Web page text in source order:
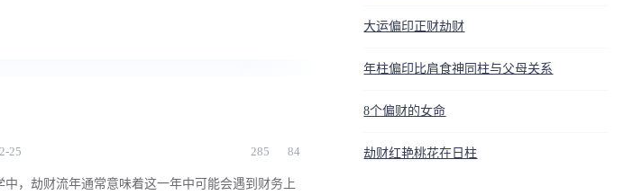
25 285 84
，劫财流年通常意味着这一年中可能会遇到财务上
大运偏印正财劫财
年柱偏印比肩食神同柱与父母关系
8个偏财的女命
劫财红艳桃花在日柱